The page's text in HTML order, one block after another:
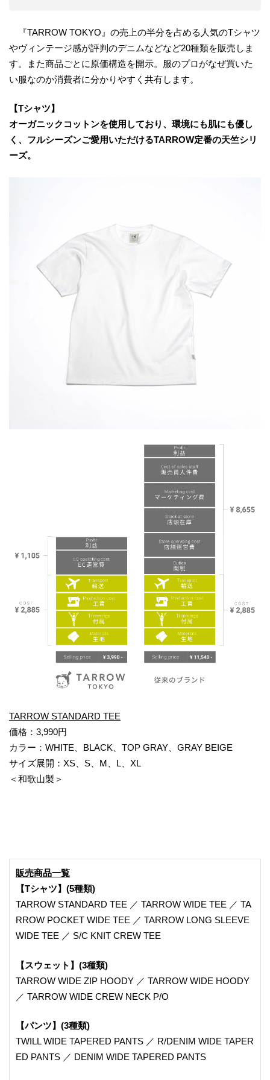
『TARROW TOKYO』の売上の半分を占める人気のTシャツ
やヴィンテージ感が評判のデニムなどなど20種類を販売しま
す。また商品ごとに原価構造を開示。服のプロがなぜ買いた
い服なのか消費者に分かりやすく共有します。
【Tシャツ】
オーガニックコットンを使用しており、環境にも肌にも優し
く、フルシーズンご愛用いただけるTARROW定番の天竺シリ
ーズ。
TARROW STANDARD TEE
価格：3,990円
カラー：WHITE、BLACK、TOP GRAY、GRAY BEIGE
サイズ展開：XS、S、M、L、XL
＜和歌山製＞
販売商品一覧
【Tシャツ】(5種類)
TARROW STANDARD TEE ／ TARROW WIDE TEE ／ TA
RROW POCKET WIDE TEE ／ TARROW LONG SLEEVE
WIDE TEE ／ S/C KNIT CREW TEE
【スウェット】(3種類)
TARROW WIDE ZIP HOODY ／ TARROW WIDE HOODY
／ TARROW WIDE CREW NECK P/O
【パンツ】(3種類)
TWILL WIDE TAPERED PANTS ／ R/DENIM WIDE TAPER
ED PANTS ／ DENIM WIDE TAPERED PANTS